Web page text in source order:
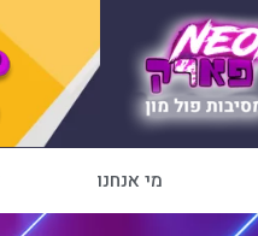
מי אנחנו